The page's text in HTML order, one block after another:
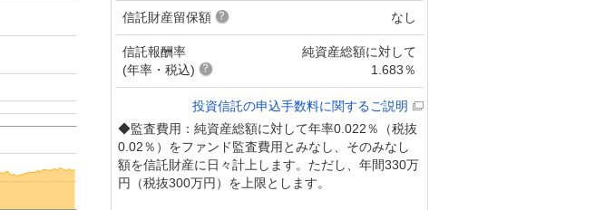
信託財産留保額 なし
信託報酬率
(年率・税込)
純資産総額に対して
1.683％
投資信託の申込手数料に関するご説明
◆監査費用：純資産総額に対して年率0.022％（税抜
0.02％）をファンド監査費用とみなし、そのみなし
額を信託財産に日々計上します。ただし、年間330万
円（税抜300万円）を上限とします。